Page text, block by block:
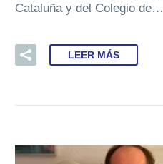
Cataluña y del Colegio de…
LEER MÁS